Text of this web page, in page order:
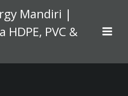
to
content
Mandiri |
PVC &